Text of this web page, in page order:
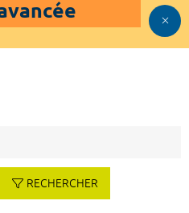
RECHERCHER